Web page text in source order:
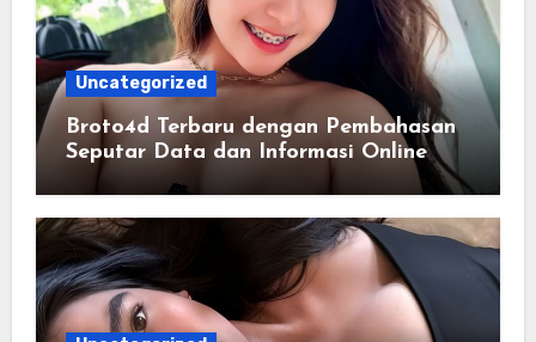
Uncategorized
Broto4d Terbaru dengan Pembahasan
Seputar Data dan Informasi Online